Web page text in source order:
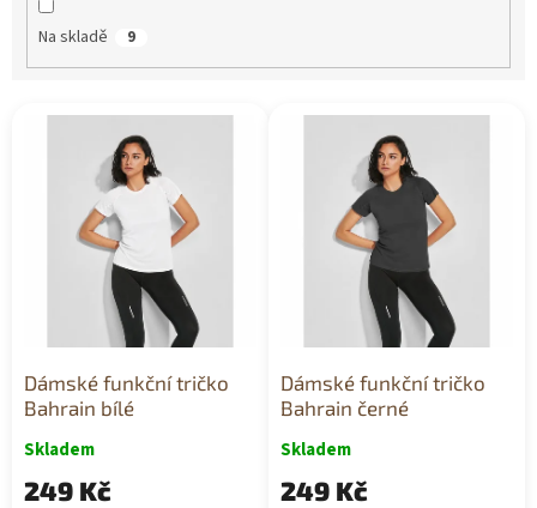
Na skladě 9
Dámské funkční tričko
Bahrain bílé
Skladem
249 Kč
Dámské funkční tričko
Bahrain černé
Skladem
249 Kč